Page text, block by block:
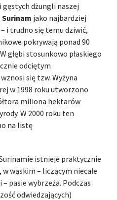
dżungli naszej
Surinam jako najbardziej
– i trudno się temu dziwić,
pokrywają ponad 90
głębi stosunkowo płaskiego
odciętym
się tzw. Wyżyna
w 1998 roku utworzono
miliona hektarów
W 2000 roku ten
na listę
istnieje praktycznie
w wąskim – liczącym niecałe
pasie wybrzeża. Podczas
odwiedzających)